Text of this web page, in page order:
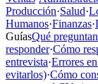
Producción·Salud·
Humanos·Finanzas·
GuíasQué
responder·Cómo
entrevista·Errores
evitarlos)·Cómo